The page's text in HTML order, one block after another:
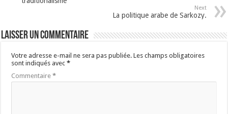
Next
La politique arabe de Sarkozy.
Laisser un commentaire
Votre adresse e-mail ne sera pas publiée. Les champs obligatoires
sont indiqués avec*
Commentaire*